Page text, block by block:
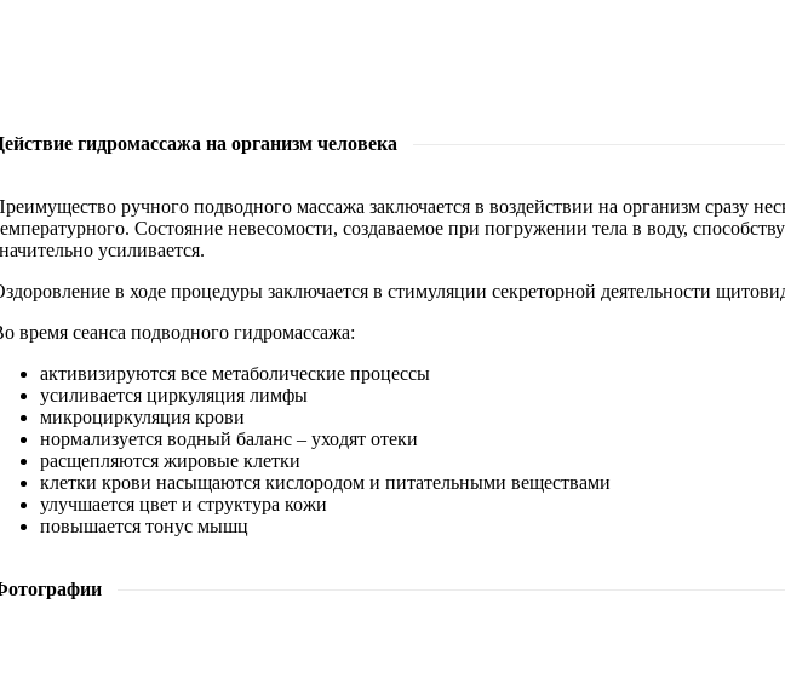
гидромассажа на организм человека
ручного подводного массажа заключается в воздействии на организм сразу
Состояние невесомости, создаваемое при погружении тела в воду,
усиливается.
в ходе процедуры заключается в стимуляции секреторной деятельности
время сеанса подводного гидромассажа:
активизируются все метаболические процессы
усиливается циркуляция лимфы
микроциркуляция крови
нормализуется водный баланс – уходят отеки
расщепляются жировые клетки
клетки крови насыщаются кислородом и питательными веществами
улучшается цвет и структура кожи
повышается тонус мышц